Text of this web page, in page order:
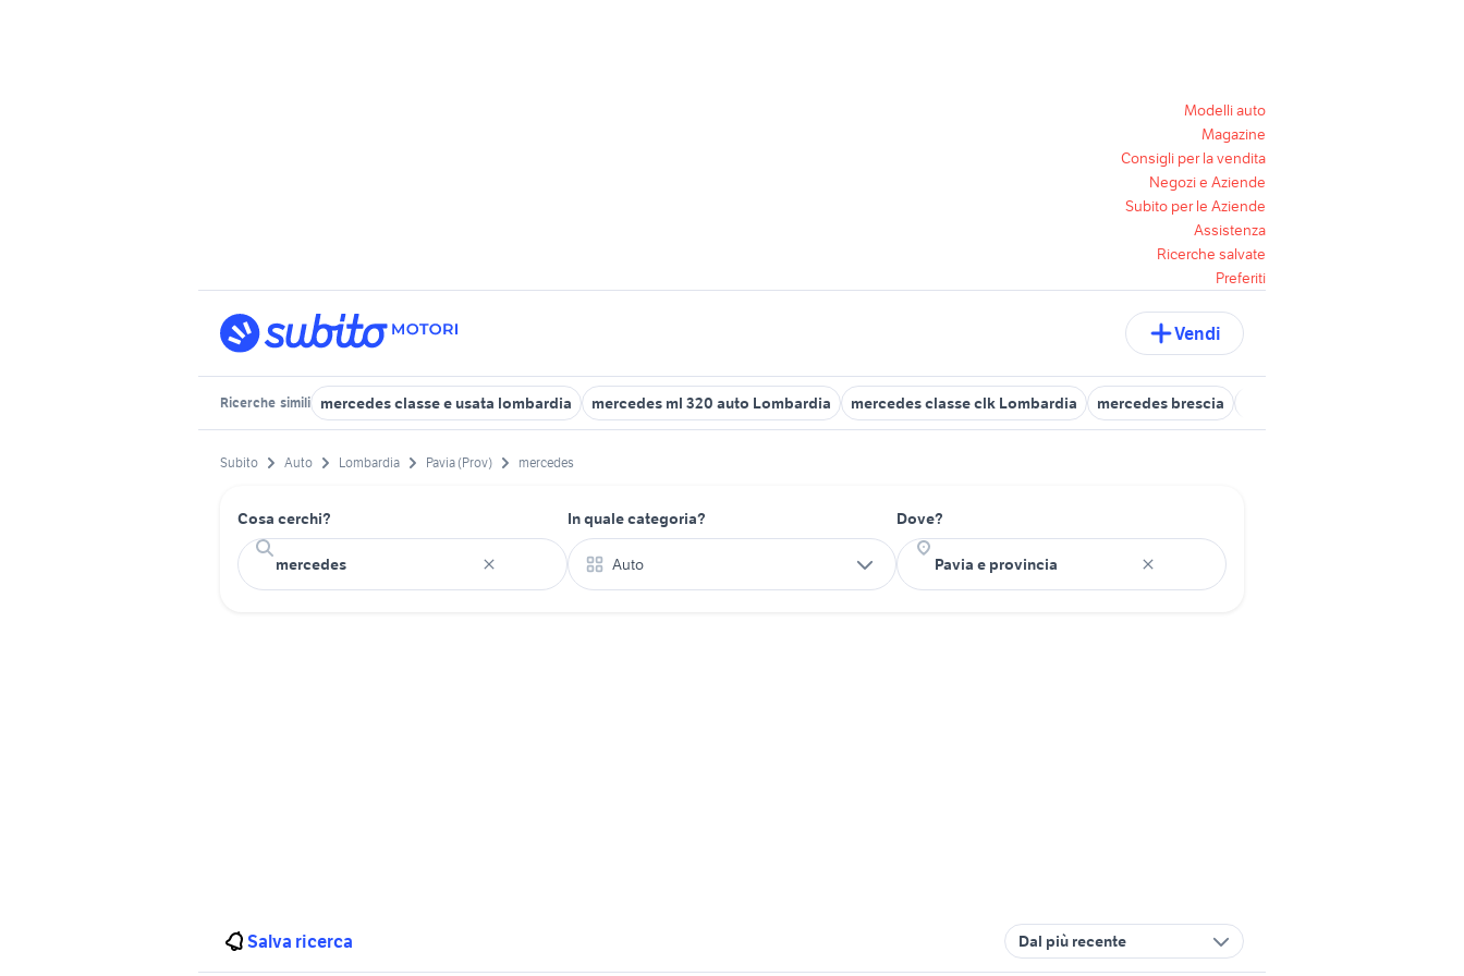
Modelli auto
Magazine
Consigli per la vendita
Negozi e Aziende
Subito per le Aziende
Assistenza
Ricerche salvate
Preferiti
Vendi
Ricerche simili mercedes classe e usata lombardia mercedes ml 320 auto Lombardia mercedes classe clk Lombardia mercedes brescia
Subito Auto Lombardia Pavia (Prov) mercedes
Cosa cerchi? In quale categoria?
Auto
Dove?
Salva ricerca Dal più recente